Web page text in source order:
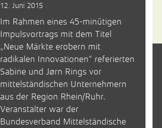
12. Juni 2015
Im Rahmen eines 45-minütigen
Impulsvortrags mit dem Titel
„Neue Märkte erobern mit
radikalen Innovationen“ referierten
Sabine und Jørn Rings vor
mittelständischen Unternehmern
aus der Region Rhein/Ruhr.
Veranstalter war der
Bundesverband Mittelständische